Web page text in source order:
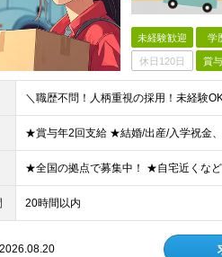
未経験歓迎 学
休日120日 賞
20時間以内
2026.08.20